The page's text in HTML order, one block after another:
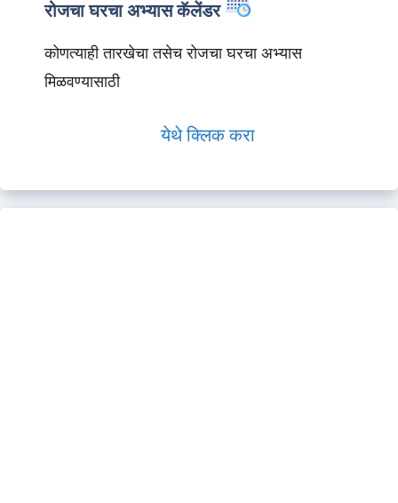
रोजचा घरचा अभ्यास कॅलेंडर
कोणत्याही तारखेचा तसेच रोजचा घरचा अभ्यास
मिळवण्यासाठी
येथे क्लिक करा